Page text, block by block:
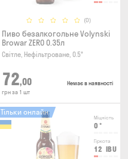
(0)
Пиво безалкогольне Volynski
Browar ZERO 0.35л
Світле, Нефільтроване, 0.5°
72,00
грн за 1 шт
Немає в наявності
Міцність
0 °
Гіркота
12 IBU
Тільки онлайн